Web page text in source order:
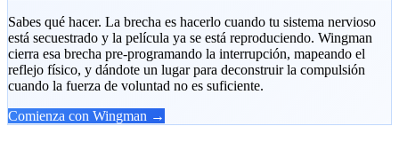
Sabes qué hacer. La brecha es hacerlo cuando tu sistema nervioso
está secuestrado y la película ya se está reproduciendo. Wingman
cierra esa brecha pre-programando la interrupción, mapeando el
reflejo físico, y dándote un lugar para deconstruir la compulsión
cuando la fuerza de voluntad no es suficiente.
Comienza con Wingman →